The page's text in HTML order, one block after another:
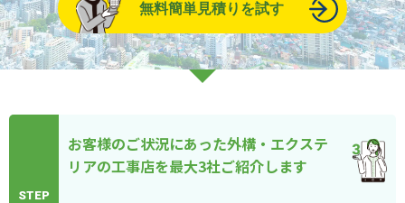
無料簡単見積りを試す
STEP
お客様のご状況にあった外構・エクステ
リアの工事店を最大3社ご紹介します